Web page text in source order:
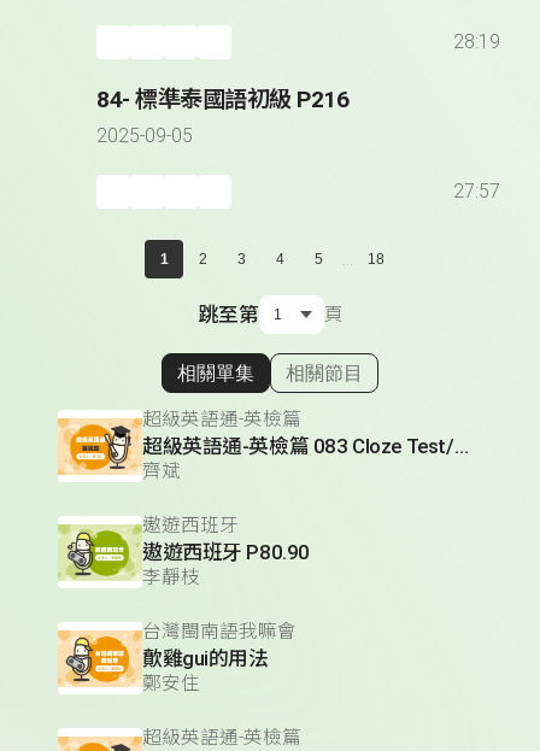
28:19
84- 標準泰國語初級 P216
2025-09-05
27:57
1 2 3 4 5 ... 18
跳至第 頁
顯示相關單集
相關單集 相關節目
超級英語通-英檢篇
超級英語通-英檢篇 083 Cloze Test/段落填空-13
齊斌
遨遊西班牙
遨遊西班牙 P80.90
李靜枝
台灣閩南語我嘛會
歕雞gui的用法
鄭安住
超級英語通-英檢篇